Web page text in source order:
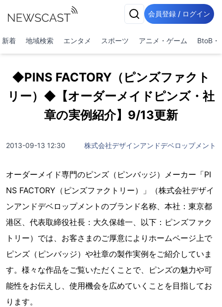
会員登録 / ログイン
新着 地域検索 エンタメ スポーツ アニメ・ゲーム BtoB・
◆PINS FACTORY（ピンズファクト
リー）◆【オーダーメイドピンズ・社
章の実例紹介】9/13更新
2013-09-13 12:30 株式会社デザインアンドデベロップメント
オーダーメイド専門のピンズ（ピンバッジ）メーカー「PI
NS FACTORY（ピンズファクトリー）」（株式会社デザイ
ンアンドデベロップメントのブランド名称、本社：東京都
港区、代表取締役社長：大久保雄一、以下：ピンズファク
トリー）では、お客さまのご厚意によりホームページ上で
ピンズ（ピンバッジ）や社章の製作実例をご紹介していま
す。様々な作品をご覧いただくことで、ピンズの魅力や可
能性をお伝えし、使用機会を広めていくことを目指してお
ります。